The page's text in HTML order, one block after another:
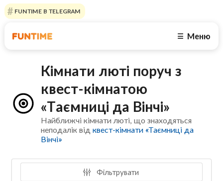
FUNTIME В TELEGRAM
☰ Меню
Кімнати люті поруч з
квест-кімнатою
«Таємниці да Вінчі»
Найближчі кімнати люті, що знаходяться
неподалік відквест-кімнати «Таємниці да
Вінчі»
Фільтрувати